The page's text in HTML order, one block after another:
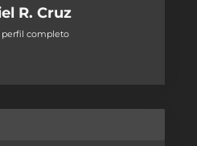
R. Cruz
perfil completo